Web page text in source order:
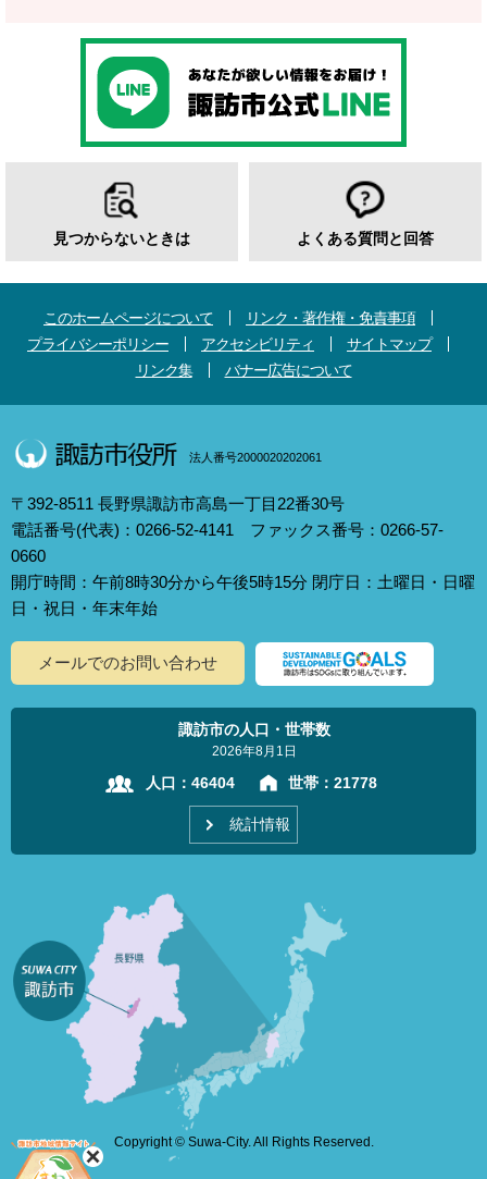
見つからないときは よくある質問と回答
このホームページについて
リンク・著作権・免責事項
プライバシーポリシー
アクセシビリティ
サイトマップ
リンク集
バナー広告について
法人番号2000020202061
〒392-8511 長野県諏訪市高島一丁目22番30号
電話番号(代表)：0266-52-4141 ファックス番号：0266-57-
0660
開庁時間：午前8時30分から午後5時15分 閉庁日：土曜日・日曜
日・祝日・年末年始
メールでのお問い合わせ
諏訪市の人口・世帯数
2026年8月1日
人口： 46404 世帯： 21778
統計情報
Copyright © Suwa-City. All Rights Reserved.